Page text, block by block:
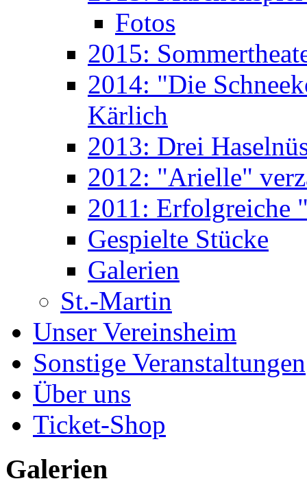
Fotos
2015:
2014: "Die
Kärlich
2013: Drei
2012: "Arielle"
2011: Erfolgreiche
Gespielte Stücke
Galerien
St.-Martin
Unser Vereinsheim
Sonstige Veranstaltungen
Über uns
Ticket-Shop
Galerien